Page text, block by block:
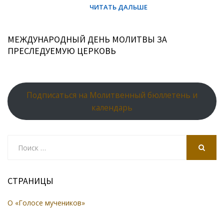
МЕЖДУНАРОДНЫЙ ДЕНЬ МОЛИТВЫ ЗА
ПРЕСЛЕДУЕМУЮ ЦЕРКОВЬ
Подписаться на Молитвенный бюллетень и
календарь
СТРАНИЦЫ
О «Голосе мучеников»